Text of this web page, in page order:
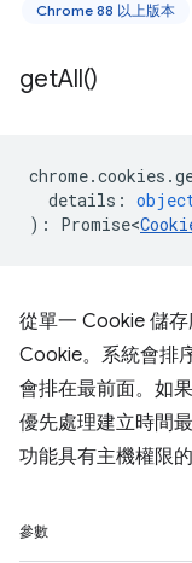
Chrome 88 以上版本
getAll()
chrome.cookies .
details :
) : Promise<
從單一 Cookie 儲
Cookie。系統會排
會排在最前面。如
優先處理建立時間
功能具有主機權限
參數